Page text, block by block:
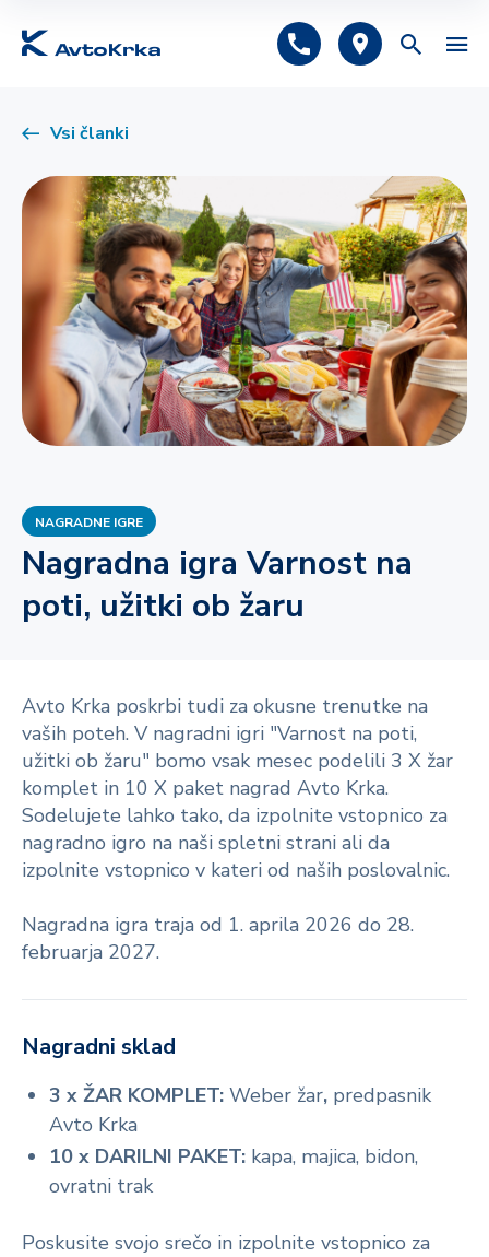
Tehnični pregled
Registracija
Vsi članki
NAGRADNE IGRE
Nagradna igra Varnost na
poti, užitki ob žaru
Avto Krka poskrbi tudi za okusne trenutke na
vaših poteh. V nagradni igri "Varnost na poti,
užitki ob žaru" bomo vsak mesec podelili 3 X žar
komplet in 10 X paket nagrad Avto Krka.
Sodelujete lahko tako, da izpolnite vstopnico za
nagradno igro na naši spletni strani ali da
izpolnite vstopnico v kateri od naših poslovalnic.
Nagradna igra traja od 1. aprila 2026 do 28.
februarja 2027.
Nagradni sklad
3 x ŽAR KOMPLET: Weber žar, predpasnik
Avto Krka
10 x DARILNI PAKET: kapa, majica, bidon,
ovratni trak
Poskusite svojo srečo in izpolnite vstopnico za